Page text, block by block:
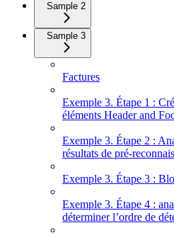
Sample 2
Sample 3
Factures
Exemple 3. Étape 1 :
éléments Header and
Exemple 3. Étape 2 :
résultats de pré-
Exemple 3. Étape 3 :
Exemple 3. Étape 4 :
déterminer l’ordre de